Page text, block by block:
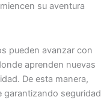
su aventura
pueden avanzar con
aprenden nuevas
De esta manera,
garantizando seguridad